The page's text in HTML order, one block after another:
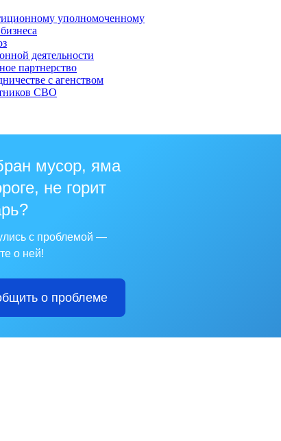
уполномоченному
деятельности
партнерство
с агенством
СВО
мусор, яма
не горит
с проблемой —
о ней!
о проблеме